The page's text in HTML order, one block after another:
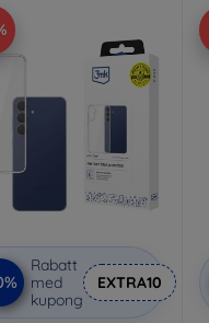
Rabatt
med
kupong
EXTRA10